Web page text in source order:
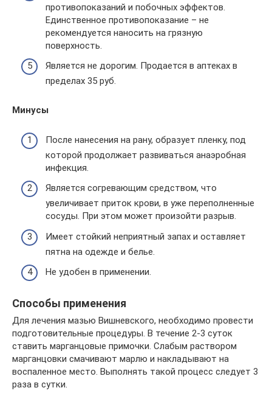
противопоказаний и побочных эффектов.
Единственное противопоказание – не
рекомендуется наносить на грязную
поверхность.
Является не дорогим. Продается в аптеках в
пределах 35 руб.
Минусы
После нанесения на рану, образует пленку, под
которой продолжает развиваться анаэробная
инфекция.
Является согревающим средством, что
увеличивает приток крови, в уже переполненные
сосуды. При этом может произойти разрыв.
Имеет стойкий неприятный запах и оставляет
пятна на одежде и белье.
Не удобен в применении.
Способы применения
Для лечения мазью Вишневского, необходимо провести
подготовительные процедуры. В течение 2-3 суток
ставить марганцовые примочки. Слабым раствором
марганцовки смачивают марлю и накладывают на
воспаленное место. Выполнять такой процесс следует 3
раза в сутки.